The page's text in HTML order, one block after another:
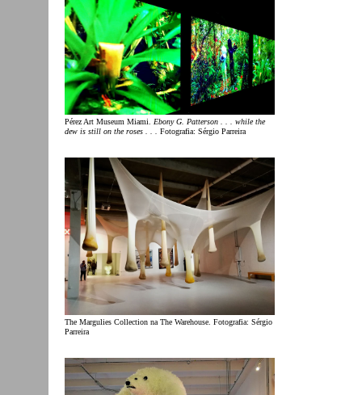
Pérez Art Museum Miami. Ebony G. Patterson . . . while the
dew is still on the roses . . .
Fotografia: Sérgio Parreira
The Margulies Collection na The Warehouse. Fotografia: Sérgio
Parreira